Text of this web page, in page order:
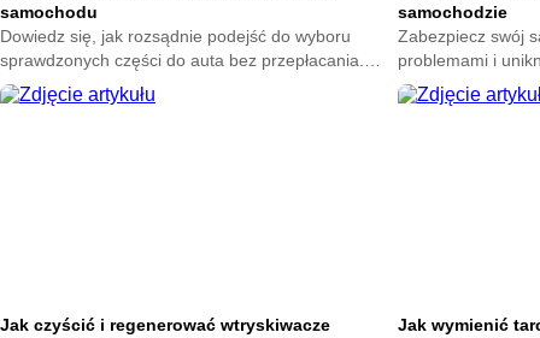
samochodu
Dowiedz się, jak rozsądnie podejść do wyboru
sprawdzonych części do auta bez przepłacania.
Zadbaj o komfort jazdy i uniknij błędów, które mogą
kosztować więcej niż myślisz.
samochodzie
Zabezpiecz swój
problemami i
Poznaj proste
przygotuj auto na
Jak czyścić i regenerować wtryskiwacze
Jak wymienić